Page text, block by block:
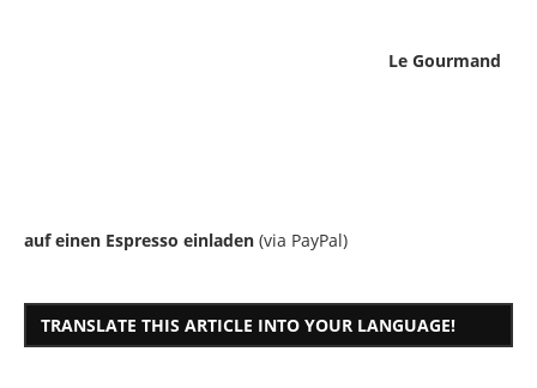
Le Gourmand
auf einen Espresso einladen (via PayPal)
TRANSLATE THIS ARTICLE INTO YOUR LANGUAGE!